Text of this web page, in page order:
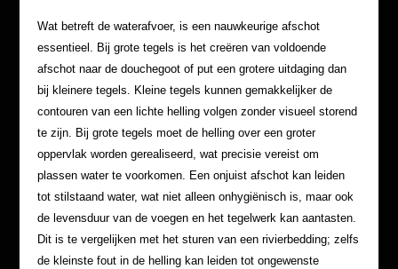
Wat betreft de waterafvoer, is een nauwkeurige afschot
essentieel. Bij grote tegels is het creëren van voldoende
afschot naar de douchegoot of put een grotere uitdaging dan
bij kleinere tegels. Kleine tegels kunnen gemakkelijker de
contouren van een lichte helling volgen zonder visueel storend
te zijn. Bij grote tegels moet de helling over een groter
oppervlak worden gerealiseerd, wat precisie vereist om
plassen water te voorkomen. Een onjuist afschot kan leiden
tot stilstaand water, wat niet alleen onhygiënisch is, maar ook
de levensduur van de voegen en het tegelwerk kan aantasten.
Dit is te vergelijken met het sturen van een rivierbedding; zelfs
de kleinste fout in de helling kan leiden tot ongewenste